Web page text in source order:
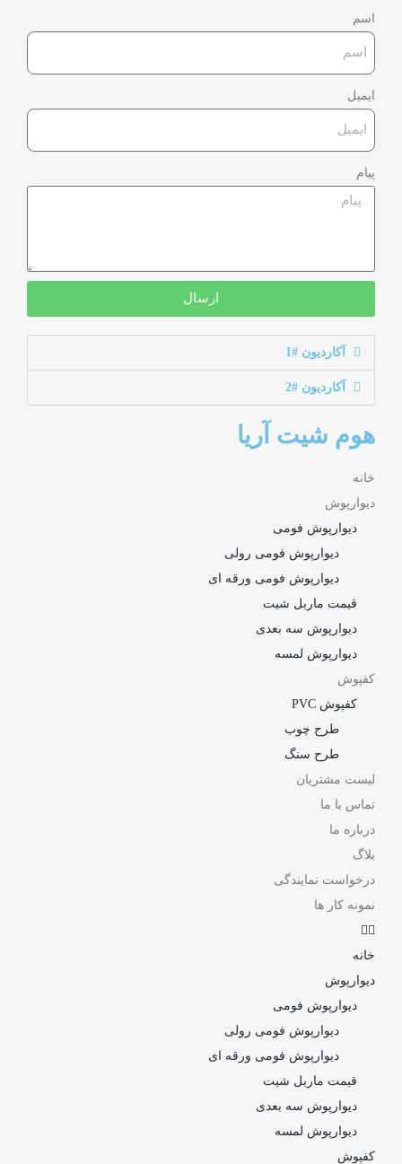
اسم
ایمیل
پیام
ارسال
آکاردیون #1
آکاردیون #2
هوم شیت آریا
خانه
دیوارپوش
دیوارپوش فومی
دیوارپوش فومی رولی
دیوارپوش فومی ورقه ای
قیمت ماربل شیت
دیوارپوش سه بعدی
دیوارپوش لمسه
کفپوش
کفپوش PVC
طرح چوب
طرح سنگ
لیست مشتریان
تماس با ما
درباره ما
بلاگ
درخواست نمایندگی
نمونه کار ها
خانه
دیوارپوش
دیوارپوش فومی
دیوارپوش فومی رولی
دیوارپوش فومی ورقه ای
قیمت ماربل شیت
دیوارپوش سه بعدی
دیوارپوش لمسه
کفپوش